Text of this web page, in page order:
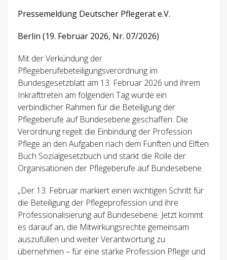
Pressemeldung Deutscher Pflegerat e.V.
Berlin (19. Februar 2026, Nr. 07/2026)
Mit der Verkündung der
Pflegeberufebeteiligungsverordnung im
Bundesgesetzblatt am 13. Februar 2026 und ihrem
Inkrafttreten am folgenden Tag wurde ein
verbindlicher Rahmen für die Beteiligung der
Pflegeberufe auf Bundesebene geschaffen. Die
Verordnung regelt die Einbindung der Profession
Pflege an den Aufgaben nach dem Fünften und Elften
Buch Sozialgesetzbuch und stärkt die Rolle der
Organisationen der Pflegeberufe auf Bundesebene.
„Der 13. Februar markiert einen wichtigen Schritt für
die Beteiligung der Pflegeprofession und ihre
Professionalisierung auf Bundesebene. Jetzt kommt
es darauf an, die Mitwirkungsrechte gemeinsam
auszufüllen und weiter Verantwortung zu
übernehmen – für eine starke Profession Pflege und